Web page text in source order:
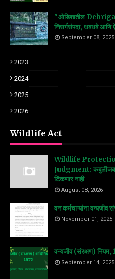
"ओडिशातील
निसर्गसंपदा, धबधबे आणि
September 08, 2025
2023
2024
2025
2026
Wildlife Act
Wildlife
Judgment: कबुलीजबाब
टिकणार नाही
August 08, 2026
वन कर्मचाऱ्यांना वन्यजीव
November 01, 2025
वन्यजीव (संरक्षण) नियम,
September 14, 2025